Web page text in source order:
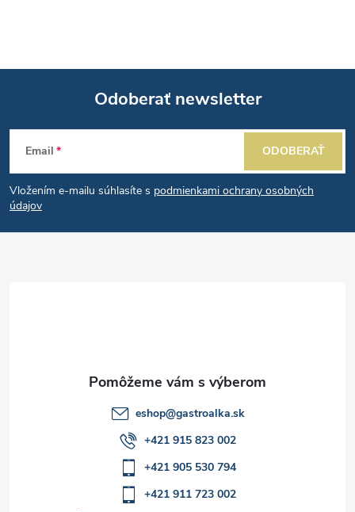
c
e
p
r
v
a
i
e
Z
á
p
Odoberať newsletter
Email
Vložením e-mailu súhlasíte s podmienkami ochrany osobných
údajov
ODOBERAŤ
eshop@gastroalka.sk
+421 915 823 002
+421 905 530 794
+421 911 723 002